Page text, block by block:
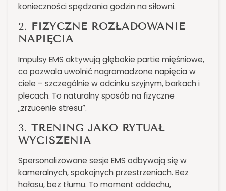
konieczności spędzania godzin na siłowni.
2. FIZYCZNE ROZŁADOWANIE
NAPIĘCIA
Impulsy EMS aktywują głębokie partie mięśniowe,
co pozwala uwolnić nagromadzone napięcia w
ciele – szczególnie w odcinku szyjnym, barkach i
plecach. To naturalny sposób na fizyczne
„zrzucenie stresu”.
3. TRENING JAKO RYTUAŁ
WYCISZENIA
Spersonalizowane sesje EMS odbywają się w
kameralnych, spokojnych przestrzeniach. Bez
hałasu, bez tłumu. To moment oddechu,